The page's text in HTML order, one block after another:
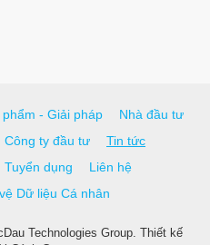
phẩm - Giải pháp
Nhà đầu tư
Công ty đầu tư
Tin tức
Tuyển dụng
Liên hệ
Dữ liệu Cá nhân
Technologies Group. Thiết kế